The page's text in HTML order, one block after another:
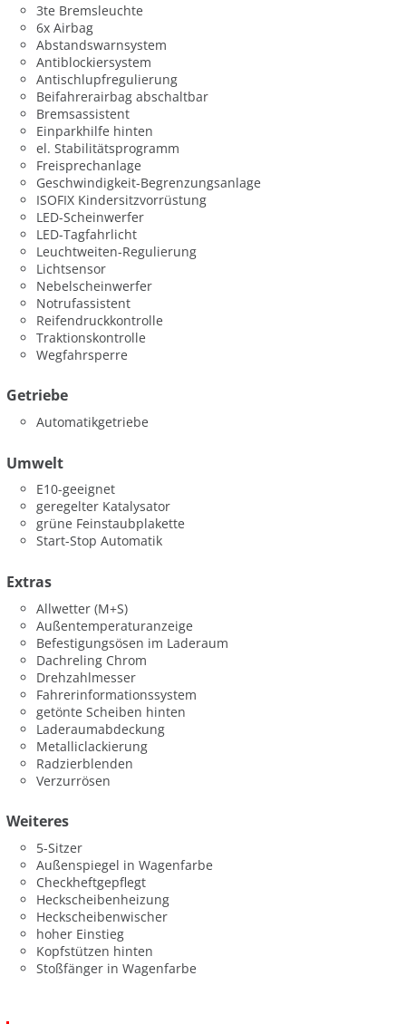
3te Bremsleuchte
6x Airbag
Abstandswarnsystem
Antiblockiersystem
Antischlupfregulierung
Beifahrerairbag abschaltbar
Bremsassistent
Einparkhilfe hinten
el. Stabilitätsprogramm
Freisprechanlage
Geschwindigkeit-Begrenzungsanlage
ISOFIX Kindersitzvorrüstung
LED-Scheinwerfer
LED-Tagfahrlicht
Leuchtweiten-Regulierung
Lichtsensor
Nebelscheinwerfer
Notrufassistent
Reifendruckkontrolle
Traktionskontrolle
Wegfahrsperre
Getriebe
Automatikgetriebe
Umwelt
E10-geeignet
geregelter Katalysator
grüne Feinstaubplakette
Start-Stop Automatik
Extras
Allwetter (M+S)
Außentemperaturanzeige
Befestigungsösen im Laderaum
Dachreling Chrom
Drehzahlmesser
Fahrerinformationssystem
getönte Scheiben hinten
Laderaumabdeckung
Metalliclackierung
Radzierblenden
Verzurrösen
Weiteres
5-Sitzer
Außenspiegel in Wagenfarbe
Checkheftgepflegt
Heckscheibenheizung
Heckscheibenwischer
hoher Einstieg
Kopfstützen hinten
Stoßfänger in Wagenfarbe